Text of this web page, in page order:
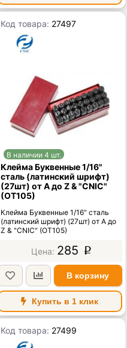
Код товара: 27497
В наличии 4 шт.
Клейма Буквенные 1/16"
сталь (латинский шрифт)
(27шт) от А до Z & "CNIC"
(OT105)
Клейма Буквенные 1/16" сталь
(латинский шрифт) (27шт) от А до
Z & "CNIC" (OT105)
285 p
В корзину
Купить в 1 клик
Код товара: 27499